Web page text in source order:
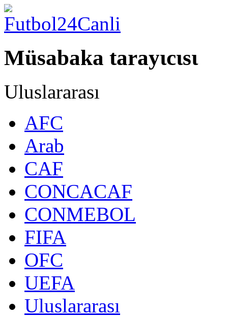
Müsabaka tarayιcιsι
Uluslararası
AFC
Arab
CAF
CONCACAF
CONMEBOL
FIFA
OFC
UEFA
Uluslararası